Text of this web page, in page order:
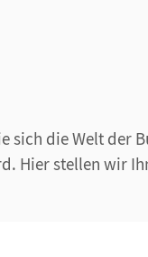
sich die Welt der
Hier stellen wir